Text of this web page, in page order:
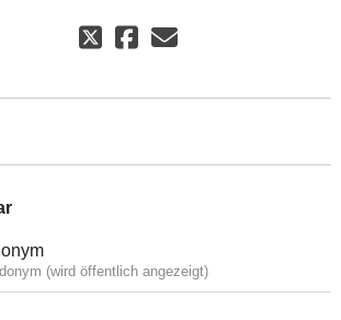
(wird öffentlich angezeigt)